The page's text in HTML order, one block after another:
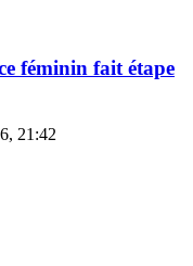
féminin fait étape
21:42